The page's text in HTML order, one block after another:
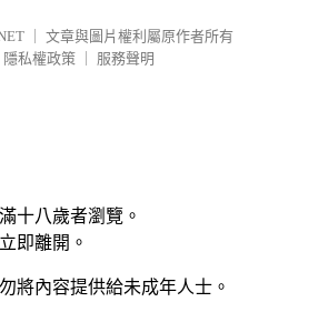
文章與圖片權利屬原作者所有
隱私權政策
服務聲明
十八歲者瀏覽。
即離開。
將內容提供給未成年人士。